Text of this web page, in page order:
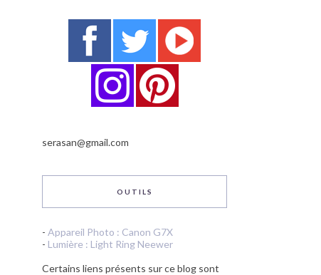
serasan@gmail.com
OUTILS
- Appareil Photo : Canon G7X
- Lumière : Light Ring Neewer
Certains liens présents sur ce blog sont